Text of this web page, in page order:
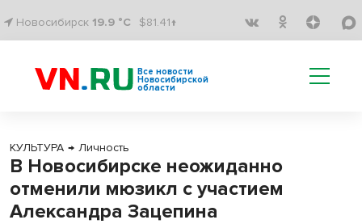
Новосибирск 19.9 °C $81.41↑
Все новости
Новосибирской
области
КУЛЬТУРА → Личность
В Новосибирске неожиданно
отменили мюзикл с участием
Александра Зацепина